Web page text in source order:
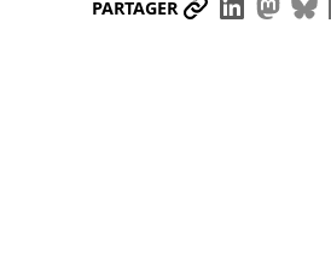
PARTAGER Partager le